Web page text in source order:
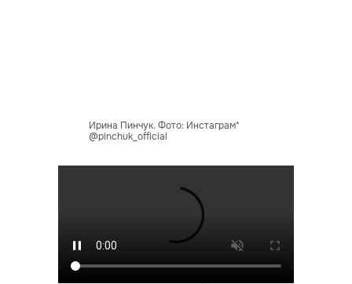
Ирина Пинчук. Фото: Инстаграм*
@pinchuk_official